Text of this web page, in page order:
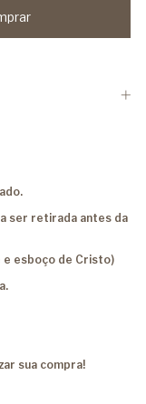
ser retirada antes da
e esboço de Cristo)
sua compra!